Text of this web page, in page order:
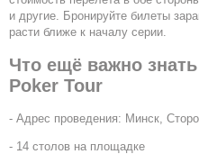
и другие. Бронируйте билеты
расти ближе к началу серии.
Что ещё важно
Poker Tour
- Адрес проведения: Минск,
- 14 столов на площадке